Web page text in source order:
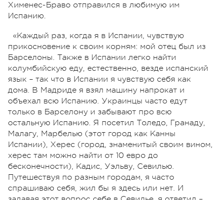
Хименес-Браво отправился в любимую им
Испанию.
«Каждый раз, когда я в Испании, чувствую
прикосновение к своим корням: мой отец был из
Барселоны. Также в Испании легко найти
колумбийскую еду, естественно, везде испанский
язык – так что в Испании я чувствую себя как
дома. В Мадриде я взял машину напрокат и
объехал всю Испанию. Украинцы часто едут
только в Барселону и забывают про всю
остальную Испанию. Я посетил Толедо, Гранаду,
Малагу, Марбелью (этот город как Канны
Испании), Херес (город, знаменитый своим вином,
херес там можно найти от 10 евро до
бесконечности), Кадис, Уэльву, Севилью.
Путешествуя по разным городам, я часто
спрашиваю себя, жил бы я здесь или нет. И